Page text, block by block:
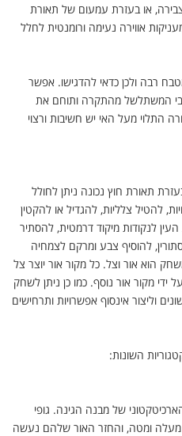
או בעזרת עמעום של תאורת
אווירה נעימה ורומנטית לחלל
רבה ולכן כדאי להדגישו. אפשר
המשתלשל מהתקרה ותוחם את
התלוי מעל האי יש חשיבות ורצוי
תאורת חוץ נכונה ניתן לחולל
להטיל צלליות, להגדיל או להקטין
לנקודות מיקוד דרמטית, להסתיר
להוסיף צבע ומרקם לצמחיה
הוא אור וצל. כל מקור אור יוצר צל
ידי מקור אור נוסף. כמו כן ניתן לשחק
וליצור אינסוף אפשרויות ותרחישים
השונות:
של מבנה הגינה. גופי
מעלה ומטה, והחזר האור שלהם נעשה